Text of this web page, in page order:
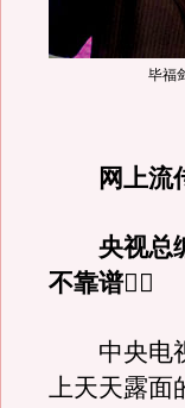
毕福
网上流
央视总编
不靠谱
中央电视
上天天露面